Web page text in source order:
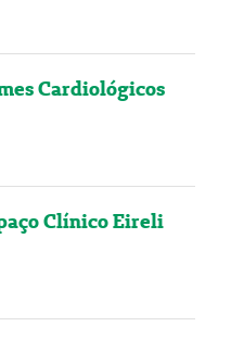
Cardiológicos
Clínico Eireli